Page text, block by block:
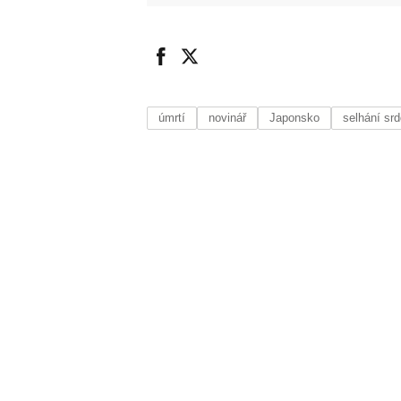
úmrtí novinář Japonsko selhání